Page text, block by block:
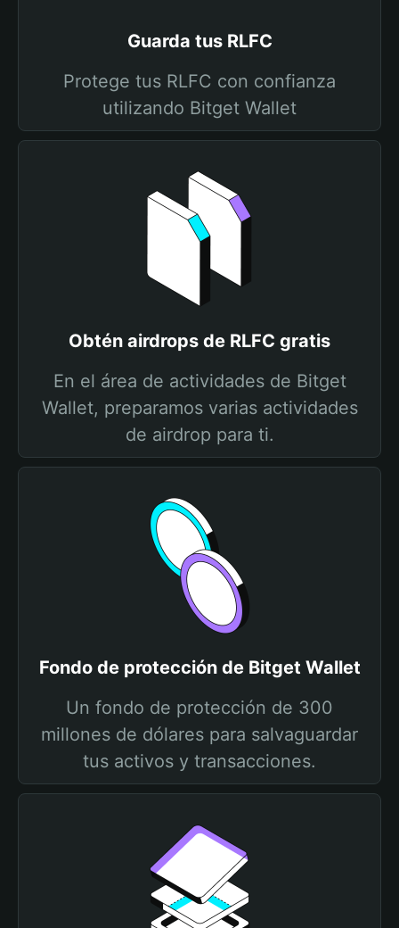
Guarda tus RLFC
Protege tus RLFC con confianza
utilizando Bitget Wallet
Obtén airdrops de RLFC gratis
En el área de actividades de Bitget
Wallet, preparamos varias actividades
de airdrop para ti.
Fondo de protección de Bitget Wallet
Un fondo de protección de 300
millones de dólares para salvaguardar
tus activos y transacciones.